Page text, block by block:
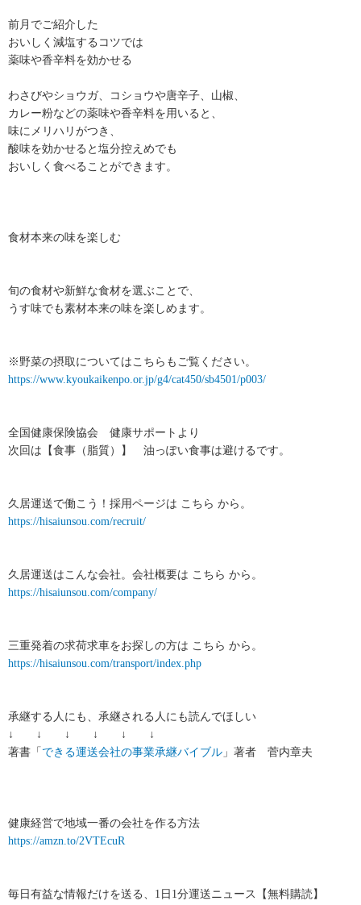
前月でご紹介した
おいしく減塩するコツでは
薬味や香辛料を効かせる
わさびやショウガ、コショウや唐辛子、山椒、
カレー粉などの薬味や香辛料を用いると、
味にメリハリがつき、
酸味を効かせると塩分控えめでも
おいしく食べることができます。
食材本来の味を楽しむ
旬の食材や新鮮な食材を選ぶことで、
うす味でも素材本来の味を楽しめます。
※野菜の摂取についてはこちらもご覧ください。
https://www.kyoukaikenpo.or.jp/g4/cat450/sb4501/p003/
全国健康保険協会 健康サポートより
次回は【食事（脂質）】 油っぽい食事は避けるです。
久居運送で働こう！採用ページは こちら から。
https://hisaiunsou.com/recruit/
久居運送はこんな会社。会社概要は こちら から。
https://hisaiunsou.com/company/
三重発着の求荷求車をお探しの方は こちら から。
https://hisaiunsou.com/transport/index.php
承継する人にも、承継される人にも読んでほしい
↓ ↓ ↓ ↓ ↓ ↓
著書「 できる運送会社の事業承継バイブル 」著者 菅内章夫
健康経営で地域一番の会社を作る方法
https://amzn.to/2VTEcuR
毎日有益な情報だけを送る、1日1分運送ニュース【無料購読】